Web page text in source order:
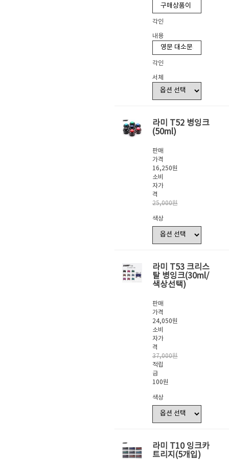
각인
내용
각인
서체
라미 T52 병잉크
(50ml)
판매
가격
16,250원
소비
자가
격
25,000원
색상
라미 T53 크리스
탈 병잉크(30ml/
색상선택)
판매
가격
24,050원
소비
자가
격
37,000원
적립
금
100원
색상
라미 T10 잉크카
트리지(5개입)